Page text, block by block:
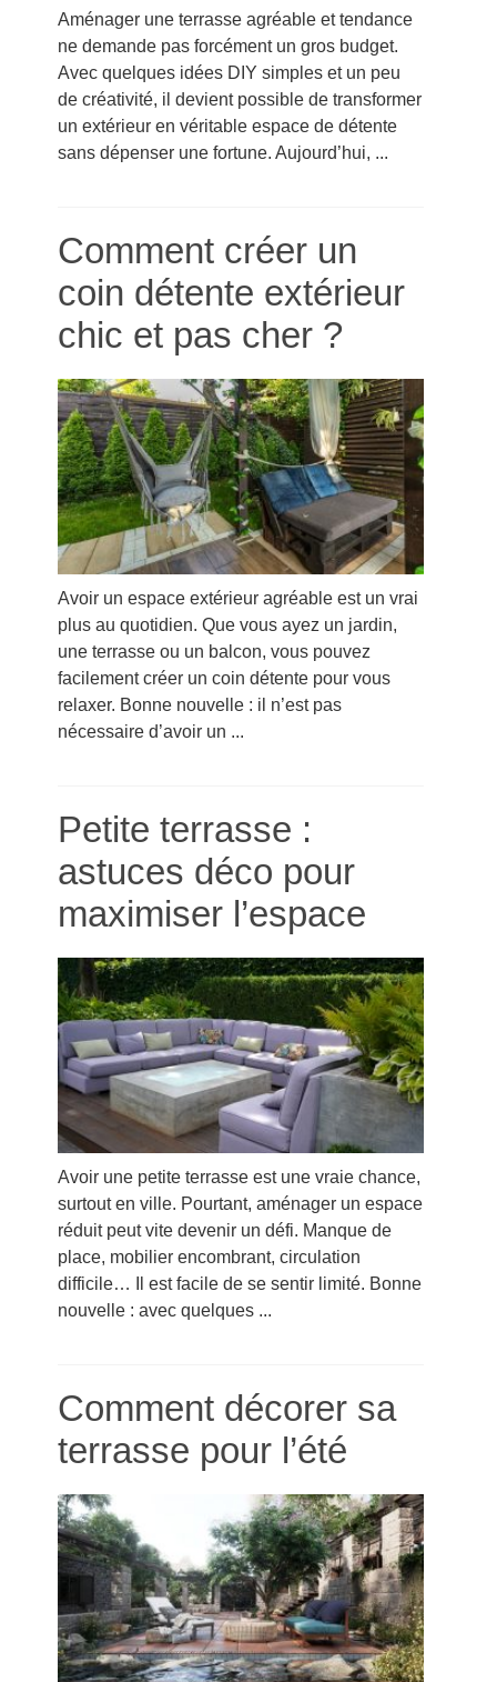
Aménager une terrasse agréable et tendance
ne demande pas forcément un gros budget.
Avec quelques idées DIY simples et un peu
de créativité, il devient possible de transformer
un extérieur en véritable espace de détente
sans dépenser une fortune. Aujourd’hui, ...
Comment créer un
coin détente extérieur
chic et pas cher ?
Avoir un espace extérieur agréable est un vrai
plus au quotidien. Que vous ayez un jardin,
une terrasse ou un balcon, vous pouvez
facilement créer un coin détente pour vous
relaxer. Bonne nouvelle : il n’est pas
nécessaire d’avoir un ...
Petite terrasse :
astuces déco pour
maximiser l’espace
Avoir une petite terrasse est une vraie chance,
surtout en ville. Pourtant, aménager un espace
réduit peut vite devenir un défi. Manque de
place, mobilier encombrant, circulation
difficile… Il est facile de se sentir limité. Bonne
nouvelle : avec quelques ...
Comment décorer sa
terrasse pour l’été